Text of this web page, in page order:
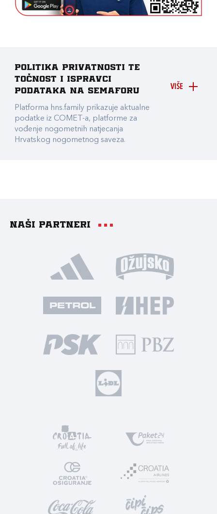
VIŠE
Politika privatnosti te
točnost i ispravci
podataka na Semaforu
Platforma hns.family prikazuje aktualne
podatke iz COMET-a, platforme za
vođenje nogometnih natjecanja
Hrvatskog nogometnog saveza.
Naši partneri